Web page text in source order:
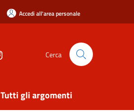
Accedi all'area personale
Cerca
Tutti gli argomenti